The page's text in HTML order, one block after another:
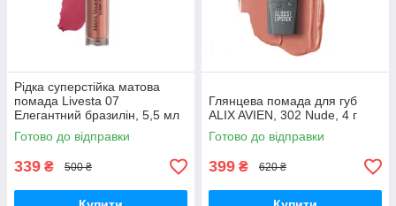
Рідка суперстійка матова
помада Livesta 07
Елегантний бразилін, 5,5 мл
Готово до відправки
339 ₴ 500 ₴
Глянцева помада для губ
ALIX AVIEN, 302 Nude, 4 г
Готово до відправки
399 ₴ 620 ₴